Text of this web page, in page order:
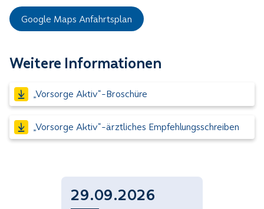
Google Maps Anfahrtsplan
Weitere Informationen
„Vorsorge Aktiv“-Broschüre
„Vorsorge Aktiv“-ärztliches Empfehlungsschreiben
29.09.2026